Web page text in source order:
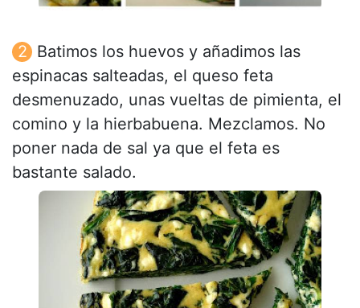
Batimos los huevos y añadimos las
espinacas salteadas, el queso feta
desmenuzado, unas vueltas de pimienta, el
comino y la hierbabuena. Mezclamos. No
poner nada de sal ya que el feta es
bastante salado.